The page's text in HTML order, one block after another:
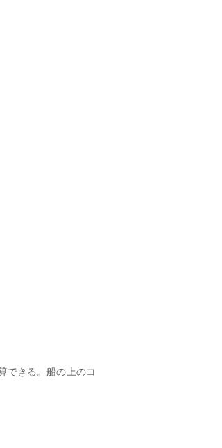
できる。船の上のコ